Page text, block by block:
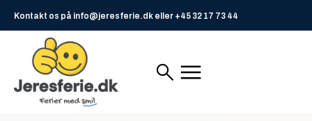
Kontakt os på info@jeresferie.dk eller +45 32 17 73 44